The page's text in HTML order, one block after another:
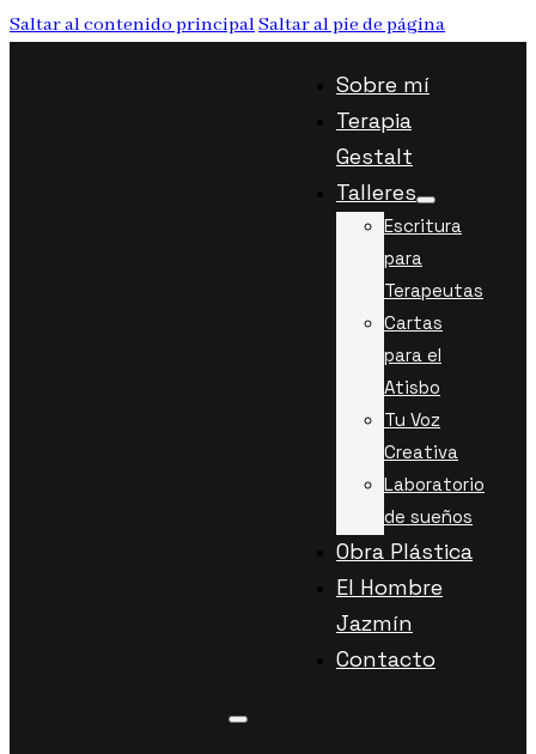
Saltar al contenido principalSaltar al pie de página
Sobre mí
Terapia
Gestalt
Talleres
Escritura
para
Terapeutas
Cartas
para el
Atisbo
Tu Voz
Creativa
Laboratorio
de sueños
Obra Plástica
El Hombre
Jazmín
Contacto